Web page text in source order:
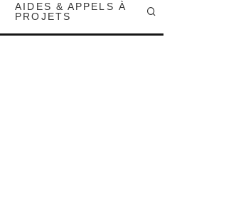
AIDES & APPELS À
PROJETS